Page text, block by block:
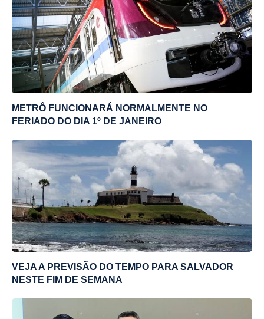
METRÔ FUNCIONARÁ NORMALMENTE NO
FERIADO DO DIA 1º DE JANEIRO
VEJA A PREVISÃO DO TEMPO PARA SALVADOR
NESTE FIM DE SEMANA